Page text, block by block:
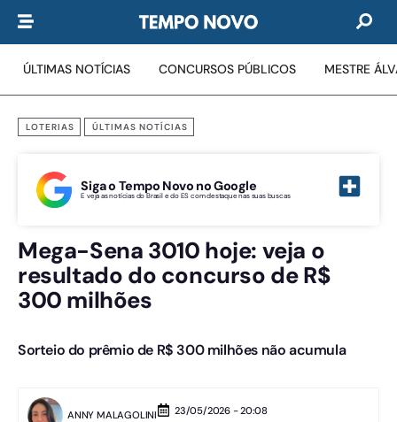
ÚLTIMAS NOTÍCIAS CONCURSOS PÚBLICOS MESTRE
LOTERIAS ÚLTIMAS NOTÍCIAS
Siga o Tempo Novo no Google
E veja as notícias do Brasil e do ES com destaque nas suas buscas
Mega-Sena 3010 hoje: veja o
resultado do concurso de R$
300 milhões
Sorteio do prêmio de R$ 300 milhões não acumula
ANNY MALAGOLINI 23/05/2026 - 20:08